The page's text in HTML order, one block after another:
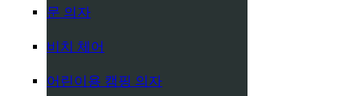
문 의자
비치 체어
어린이용 캠핑 의자